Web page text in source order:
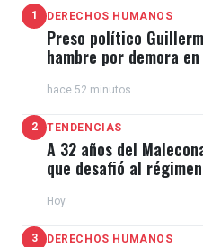
1 DERECHOS HUMANOS
Preso político
hambre por demora
hace 52 minutos
2 TENDENCIAS
A 32 años del
que desafió al
Hoy
3 DERECHOS HUMANOS